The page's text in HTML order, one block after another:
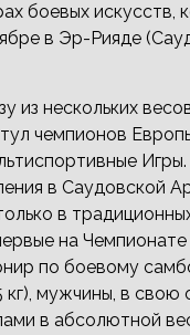
боевых искусств,
в Эр-Рияде
из нескольких
чемпионов
в Саудовской
в
на
по боевому
мужчины, в свою
в абсолютной